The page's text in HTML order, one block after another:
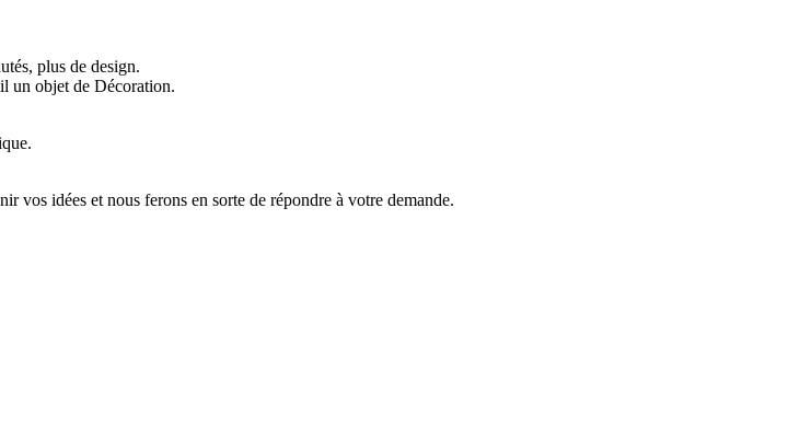
plus de design.
un objet de Décoration.
vos idées et nous ferons en sorte de répondre à votre demande.